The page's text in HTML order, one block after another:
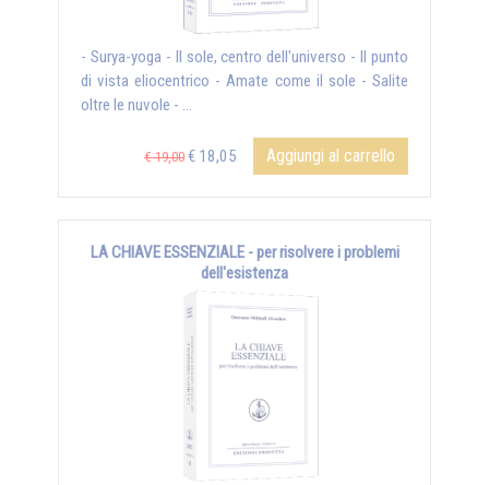
- Surya-yoga - Il sole, centro dell'universo - Il punto
di vista eliocentrico - Amate come il sole - Salite
oltre le nuvole - ...
€ 19,00 € 18,05 Aggiungi al carrello
LA CHIAVE ESSENZIALE - per risolvere i problemi
dell'esistenza